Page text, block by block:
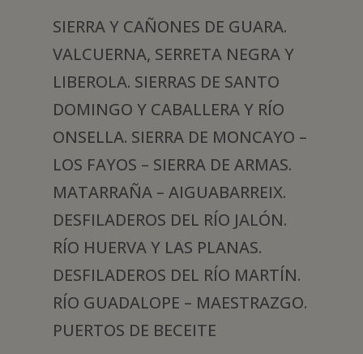
SIERRA Y CAÑONES DE GUARA.
VALCUERNA, SERRETA NEGRA Y
LIBEROLA. SIERRAS DE SANTO
DOMINGO Y CABALLERA Y RÍO
ONSELLA. SIERRA DE MONCAYO –
LOS FAYOS – SIERRA DE ARMAS.
MATARRAÑA – AIGUABARREIX.
DESFILADEROS DEL RÍO JALÓN.
RÍO HUERVA Y LAS PLANAS.
DESFILADEROS DEL RÍO MARTÍN.
RÍO GUADALOPE – MAESTRAZGO.
PUERTOS DE BECEITE